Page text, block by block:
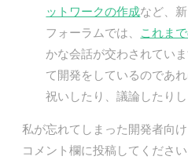
ットワークの作成など、
フォーラムでは、 これま
かな会話が交わされてい
て開発をしているのであ
祝いしたり、議論したりし
私が忘れてしまった開発者向
コメント欄に投稿してくださ